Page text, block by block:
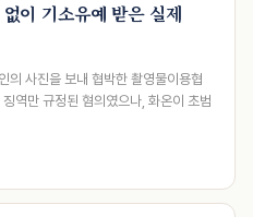
이 기소유예 받은 실제
의 사진을 보내 협박한 촬영물이용협
역만 규정된 혐의였으나, 화온이 초범